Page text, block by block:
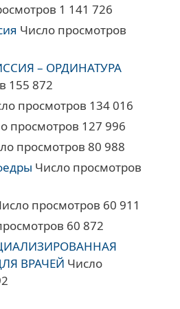
1 141 726
Число просмотров
– ОРДИНАТУРА
155 872
просмотров 134 016
просмотров 127 996
просмотров 80 988
Число просмотров
просмотров 60 911
60 872
ВРАЧЕЙ Число